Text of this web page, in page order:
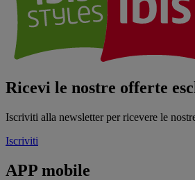
Ricevi le nostre offerte
Iscriviti alla newsletter per ricevere le
Iscriviti
APP mobile